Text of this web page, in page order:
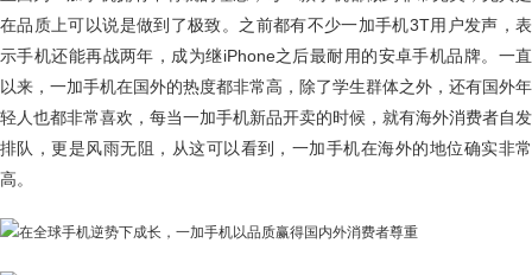
在品质上可以说是做到了极致。之前都有不少一加手机3T用户发声，表
示手机还能再战两年，成为继iPhone之后最耐用的安卓手机品牌。一直
以来，一加手机在国外的热度都非常高，除了学生群体之外，还有国外年
轻人也都非常喜欢，每当一加手机新品开卖的时候，就有海外消费者自发
排队，更是风雨无阻，从这可以看到，一加手机在海外的地位确实非常
高。